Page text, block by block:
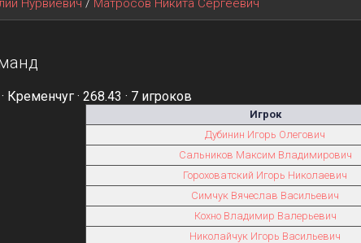
Нурвиевич / Матросов Никита Сергеевич
· 268.43 · 7 игроков
Игрок
Дубинин Игорь Олегович
Сальников Максим Владимирович
Гороховатский Игорь Николаевич
Симчук Вячеслав Васильевич
Кохно Владимир Валерьевич
Николайчук Игорь Васильевич